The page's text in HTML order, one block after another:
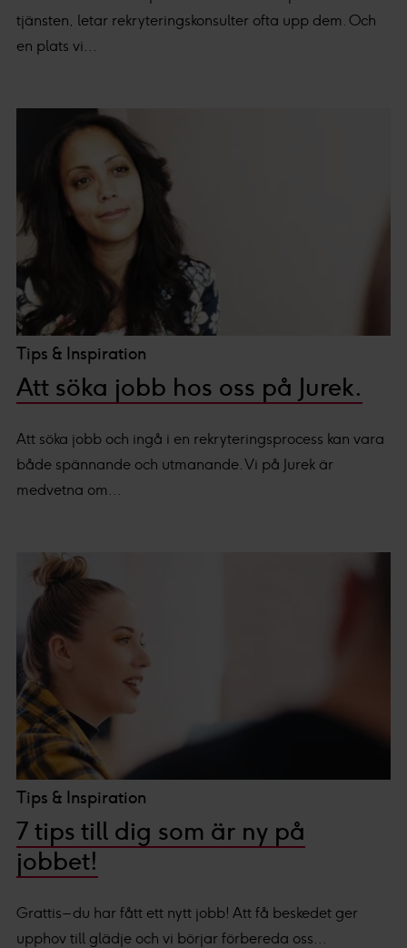
Vi och våra partners processar den insamlade datan
efter ditt godkännande eller legitima intresse för
produktutveckling.
tjänsten, letar rekryteringskonsulter ofta upp dem. Och
en plats vi...
Tips & Inspiration
Att söka jobb hos oss på Jurek.
Att söka jobb och ingå i en rekryteringsprocess kan vara
både spännande och utmanande. Vi på Jurek är
medvetna om...
Tips & Inspiration
7 tips till dig som är ny på
jobbet!
Grattis – du har fått ett nytt jobb! Att få beskedet ger
upphov till glädje och vi börjar förbereda oss...